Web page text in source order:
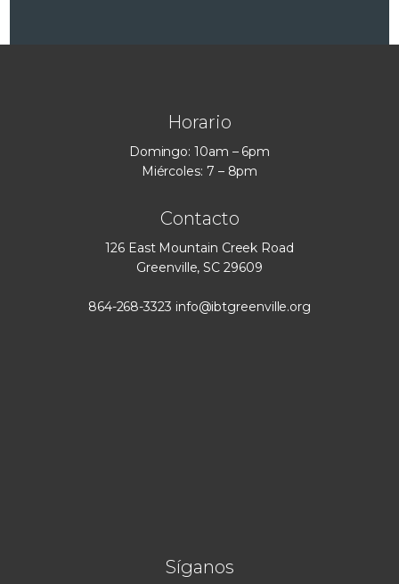
Horario
Domingo: 10am – 6pm
Miércoles: 7 – 8pm
Contacto
126 East Mountain Creek Road
Greenville, SC 29609
864-268-3323 info@ibtgreenville.org
Síganos